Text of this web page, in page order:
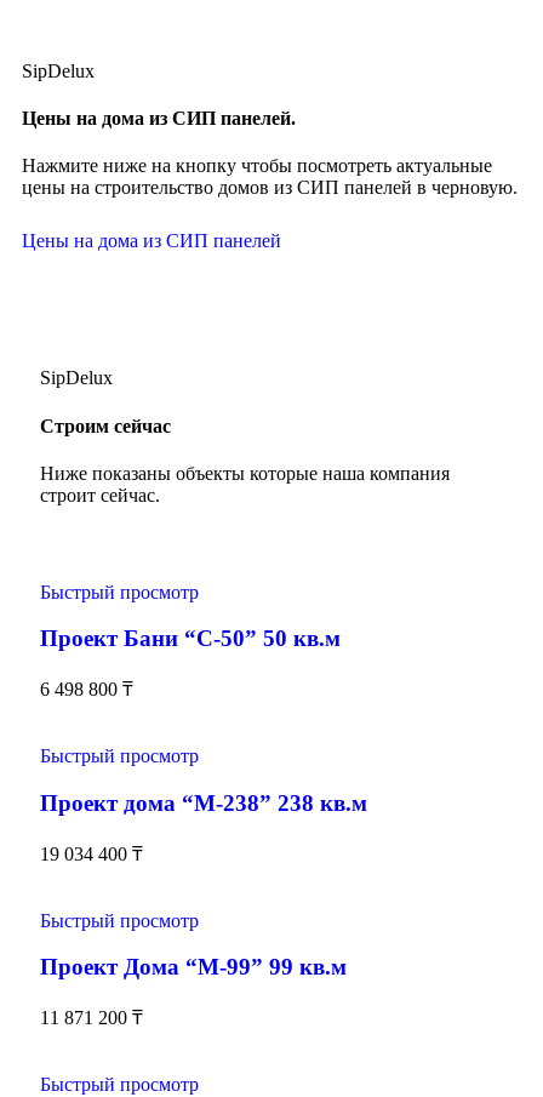
SipDelux
Цены на дома из СИП панелей.
Нажмите ниже на кнопку чтобы посмотреть актуальные
цены на строительство домов из СИП панелей в черновую.
Цены на дома из СИП панелей
SipDelux
Строим сейчас
Ниже показаны объекты которые наша компания
строит сейчас.
Быстрый просмотр
Проект Бани “С-50” 50 кв.м
6 498 800 ₸
Быстрый просмотр
Проект дома “М-238” 238 кв.м
19 034 400 ₸
Быстрый просмотр
Проект Дома “М-99” 99 кв.м
11 871 200 ₸
Быстрый просмотр